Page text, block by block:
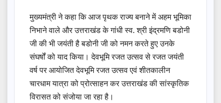
मुख्यमंत्री ने कहा कि आज पृथक राज्य बनाने में अहम भूमिका
निभाने वाले और उत्तराखंड के गांधी स्व. श्री इंद्रमणि बडोनी
जी की भी जयंती है बडोनी जी को नमन करते हुए उनके
संघर्षों को याद किया। देवभूमि रजत उत्सव से रजत जयंती
वर्ष पर आयोजित देवभूमि रजत उत्सव एवं शीतकालीन
चारधाम यात्रा को प्रोत्साहन कर उत्तराखंड की सांस्कृतिक
विरासत को संजोया जा रहा है।